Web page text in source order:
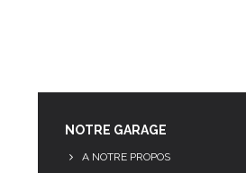
NOTRE GARAGE
A NOTRE PROPOS